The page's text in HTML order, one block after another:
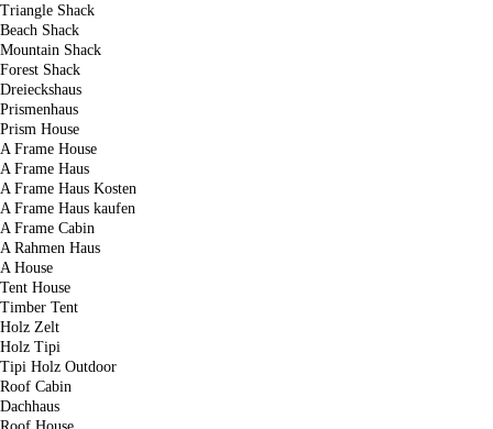
Triangle Shack
Beach Shack
Mountain Shack
Forest Shack
Dreieckshaus
Prismenhaus
Prism House
A Frame House
A Frame Haus
A Frame Haus Kosten
A Frame Haus kaufen
A Frame Cabin
A Rahmen Haus
A House
Tent House
Timber Tent
Holz Zelt
Holz Tipi
Tipi Holz Outdoor
Roof Cabin
Dachhaus